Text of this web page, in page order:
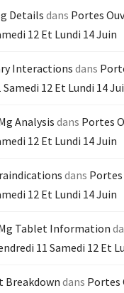
Details dans Portes
12 Et Lundi 14 Juin
Interactions dans
Samedi 12 Et Lundi 14
Analysisdans Portes
12 Et Lundi 14 Juin
dans Portes
12 Et Lundi 14 Juin
Tablet Information
11 Samedi 12 Et
Breakdown dans Portes